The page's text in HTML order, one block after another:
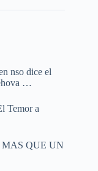
nso dice el
…
Temor a
MAS QUE UN